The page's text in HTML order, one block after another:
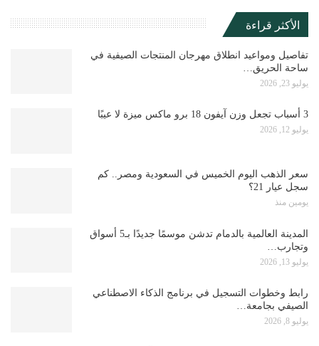
الأكثر قراءة
تفاصيل ومواعيد انطلاق مهرجان المنتجات الصيفية في
ساحة الحريق…
يوليو 23, 2026
3 أسباب تجعل وزن آيفون 18 برو ماكس ميزة لا عيبًا
يوليو 12, 2026
سعر الذهب اليوم الخميس في السعودية ومصر.. كم
سجل عيار 21؟
يومين منذ
المدينة العالمية بالدمام تدشن موسمًا جديدًا بـ5 أسواق
وتجارب…
يوليو 13, 2026
رابط وخطوات التسجيل في برنامج الذكاء الاصطناعي
الصيفي بجامعة…
يوليو 8, 2026